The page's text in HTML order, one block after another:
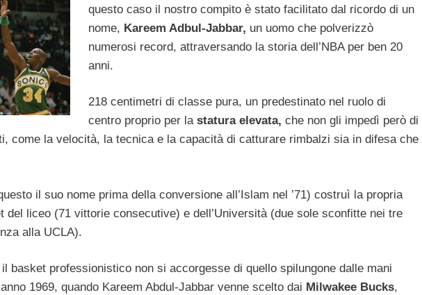
questo caso il nostro compito è stato facilitato dal ricordo di un
nome, Kareem Adbul-Jabbar, un uomo che polverizzò
numerosi record, attraversando la storia dell’NBA per ben 20
anni.
218 centimetri di classe pura, un predestinato nel ruolo di
centro proprio per la statura elevata, che non gli impedì però di
come la velocità, la tecnica e la capacità di catturare rimbalzi sia in difesa che
il suo nome prima della conversione all’Islam nel ’71) costruì la propria
del liceo (71 vittorie consecutive) e dell’Università (due sole sconfitte nei tre
alla UCLA).
il basket professionistico non si accorgesse di quello spilungone dalle mani
1969, quando Kareem Abdul-Jabbar venne scelto dai Milwakee Bucks,